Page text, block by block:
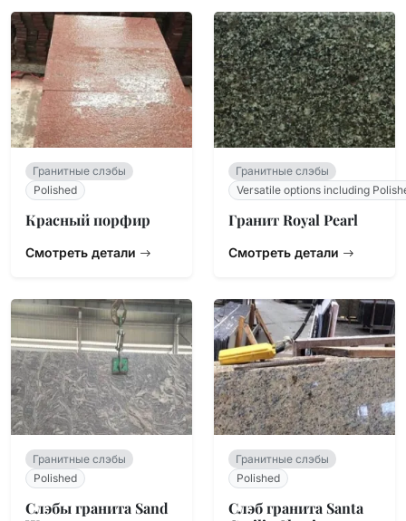
Гранитные слэбы
Polished
Красный порфир
Смотреть детали
Гранитные слэбы
Versatile options including
Гранит Royal Pearl
Смотреть детали
Гранитные слэбы
Polished
Слэбы гранита Sand
Гранитные слэбы
Polished
Слэб гранита Santa